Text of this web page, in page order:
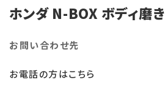
ごあいさつ
ホンダ N-BOX ボディ磨き
お問い合わせ先
お電話の方はこちら